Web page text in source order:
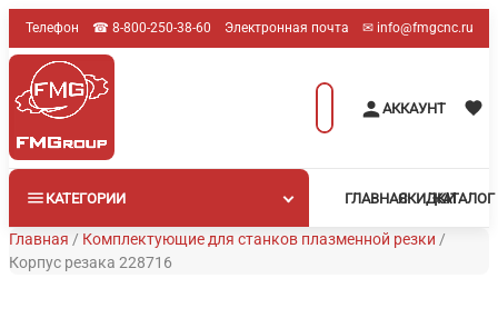
Перейти
к
содержимому
Телефон ☎︎ 8-800-250-38-60 Электронная почта ✉︎ info@fmgcnc.ru
Поиск
товаров
АККАУНТ
КАТЕГОРИИ ГЛАВНАЯ КАТАЛОГ
СКИДКИ
Главная / Комплектующие для станков плазменной резки /
Корпус резака 228716